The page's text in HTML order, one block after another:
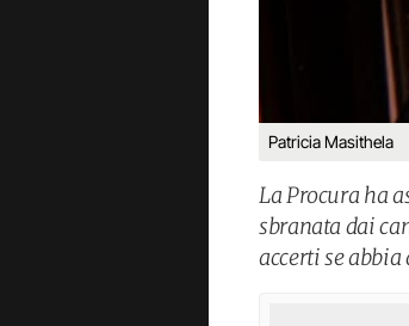
Patricia Masithela
La Procura ha
sbranata dai
accerti se abbia